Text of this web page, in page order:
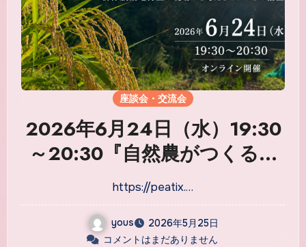
座談会・交流会
2026年6月24日（水）19:30
～20:30『自然農がつくる、
人と地域の居場所 ― 耕作放棄
地再生の現場から考えるこれ
からの福祉 ―』
https://peatix.…
yous
2026年5月25日
コメントはまだありません